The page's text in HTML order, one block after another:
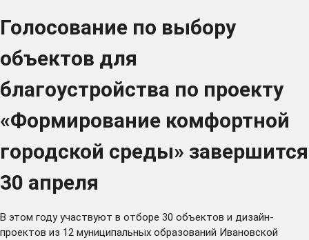
Голосование по выбору
объектов для
благоустройства по проекту
«Формирование комфортной
городской среды» завершится
30 апреля
В этом году участвуют в отборе 30 объектов и дизайн-
проектов из 12 муниципальных образований Ивановской